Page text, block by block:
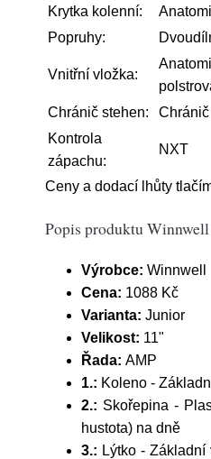
Krytka kolenní:
Popruhy:
Vnitřní vložka:
Chránič stehen:
Kontrola
zápachu:
NXT
Ceny a dodací lhůty
Popis produktu
Výrobce: Winnwell
Cena: 1088 Kč
Varianta: Junior
Velikost: 11"
Řada: AMP
1.: Koleno -
2.: Skořepina -
hustota) na dně
3.: Lýtko -